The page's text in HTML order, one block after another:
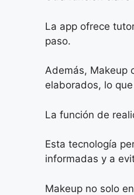
La app ofrece
paso.
Además, Makeup
elaborados, lo
La función de
Esta tecnología
informadas y a
Makeup no solo